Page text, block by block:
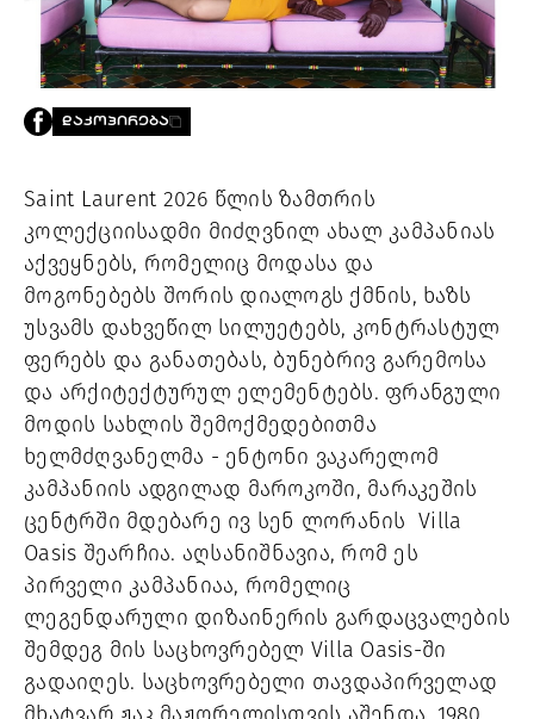
PROJECTS
LIBRARY
SHOP
INFO@HAMMOCKMAGAZINE.GE
ᲩᲕᲔᲜ
ᲨᲔᲡᲐᲮᲔᲑ
STUDIO
ᲓᲐᲙᲝᲞᲘᲠᲔᲑᲐ
Saint Laurent 2026 წლის ზამთრის
კოლექციისადმი მიძღვნილ ახალ კამპანიას
აქვეყნებს, რომელიც მოდასა და
მოგონებებს შორის დიალოგს ქმნის, ხაზს
უსვამს დახვეწილ სილუეტებს, კონტრასტულ
ფერებს და განათებას, ბუნებრივ გარემოსა
და არქიტექტურულ ელემენტებს. ფრანგული
მოდის სახლის შემოქმედებითმა
ხელმძღვანელმა - ენტონი ვაკარელომ
კამპანიის ადგილად მაროკოში, მარაკეშის
ცენტრში მდებარე ივ სენ ლორანის Villa
Oasis შეარჩია. აღსანიშნავია, რომ ეს
პირველი კამპანიაა, რომელიც
ლეგენდარული დიზაინერის გარდაცვალების
შემდეგ მის საცხოვრებელ Villa Oasis‑ში
გადაიღეს. საცხოვრებელი თავდაპირველად